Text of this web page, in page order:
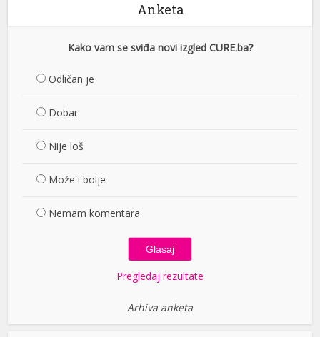
Anketa
Kako vam se sviđa novi izgled CURE.ba?
Odličan je
Dobar
Nije loš
Može i bolje
Nemam komentara
Pregledaj rezultate
Arhiva anketa